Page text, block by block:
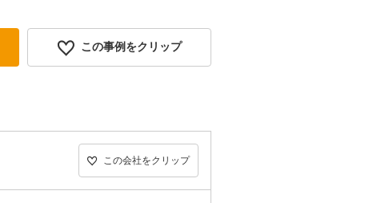
この事例をクリップ
この会社をクリップ